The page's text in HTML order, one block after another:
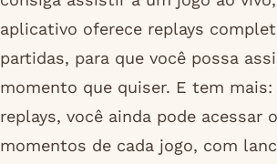
aplicativo oferece replays
partidas, para que você possa
momento que quiser. E tem
replays, você ainda pode acessar
momentos de cada jogo, com